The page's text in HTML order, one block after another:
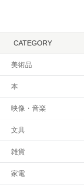
CATEGORY
美術品
本
映像・音楽
文具
雑貨
家電